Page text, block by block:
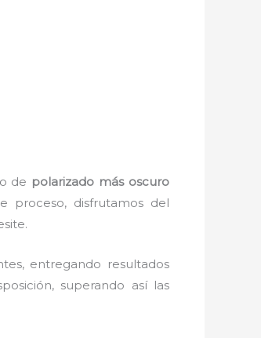
de polarizado más oscuro
proceso, disfrutamos del
entregando resultados
superando así las